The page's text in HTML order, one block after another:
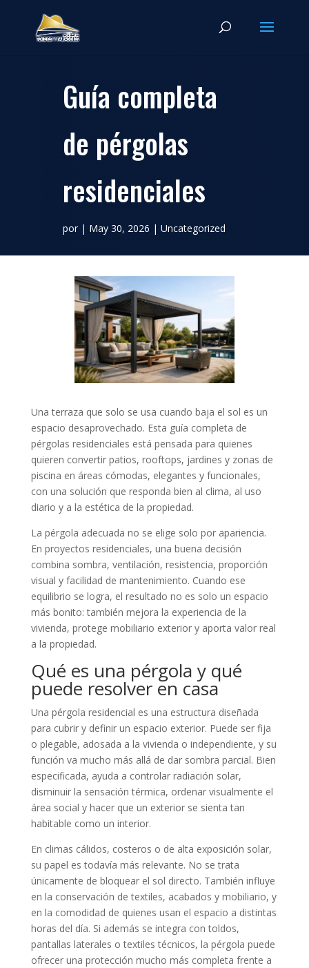
Guía completa
de pérgolas
residenciales
por | May 30, 2026 | Uncategorized
Una terraza que solo se usa cuando baja el sol es un
espacio desaprovechado. Esta guía completa de
pérgolas residenciales está pensada para quienes
quieren convertir patios, rooftops, jardines y zonas de
piscina en áreas cómodas, elegantes y funcionales,
con una solución que responda bien al clima, al uso
diario y a la estética de la propiedad.
La pérgola adecuada no se elige solo por apariencia.
En proyectos residenciales, una buena decisión
combina sombra, ventilación, resistencia, proporción
visual y facilidad de mantenimiento. Cuando ese
equilibrio se logra, el resultado no es solo un espacio
más bonito: también mejora la experiencia de la
vivienda, protege mobiliario exterior y aporta valor real
a la propiedad.
Qué es una pérgola y qué
puede resolver en casa
Una pérgola residencial es una estructura diseñada
para cubrir y definir un espacio exterior. Puede ser fija
o plegable, adosada a la vivienda o independiente, y su
función va mucho más allá de dar sombra parcial. Bien
especificada, ayuda a controlar radiación solar,
disminuir la sensación térmica, ordenar visualmente el
área social y hacer que un exterior se sienta tan
habitable como un interior.
En climas cálidos, costeros o de alta exposición solar,
su papel es todavía más relevante. No se trata
únicamente de bloquear el sol directo. También influye
en la conservación de textiles, acabados y mobiliario, y
en la comodidad de quienes usan el espacio a distintas
horas del día. Si además se integra con toldos,
pantallas laterales o textiles técnicos, la pérgola puede
ofrecer una protección mucho más completa frente a